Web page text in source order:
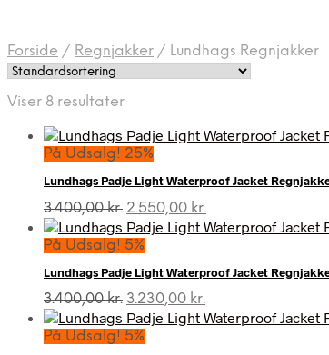
Forside / Regnjakker / Lundhags Regnjakker
Viser 8 resultater
På Udsalg! 25%
Lundhags Padje Light Waterproof Jacket
3.400,00kr. Den
oprindelige
pris
3.400,00 kr..
2.550,00 kr.
aktuelle
2.550,00 kr..
På Udsalg! 5%
Lundhags Padje Light Waterproof Jacket
3.400,00kr. Den
oprindelige
pris
3.230,00 kr.
aktuelle
På Udsalg! 5%